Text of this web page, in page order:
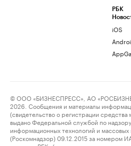
РБК
iOS
© ООО «БИЗНЕСПРЕСС», АО
2026. Сообщения и материалы
(свидетельство о регистрации
выдано Федеральной службой по
информационных технологий и
(Роскомнадзор) 09.12.2015 за номером